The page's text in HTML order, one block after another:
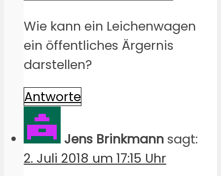
Wie kann ein Leichenwagen
ein öffentliches Ärgernis
darstellen?
Antworte
Jens Brinkmann sagt:
2. Juli 2018 um 17:15 Uhr